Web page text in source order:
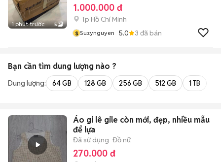
1 phút trước 5
1.000.000 đ
Tp Hồ Chí Minh
s Suzynguyen 5.0 3 đã bán
Bạn cần tìm dung lượng nào ?
Dung lượng: 64 GB 128 GB 256 GB 512 GB 1 TB
Áo gi lê gile còn mới, đẹp, nhiều mẫu
để lựa
Đã sử dụng Đồ nữ
270.000 đ